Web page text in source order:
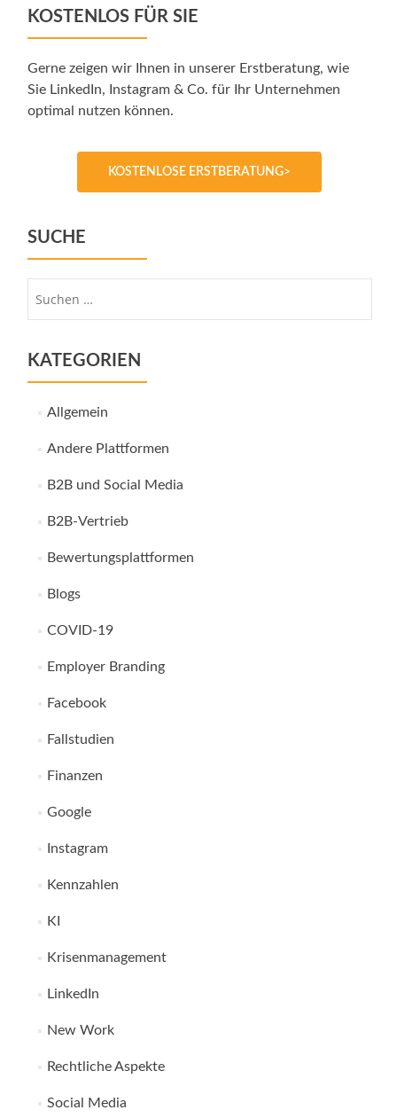
KOSTENLOS FÜR SIE
Gerne zeigen wir Ihnen in unserer Erstberatung, wie
Sie LinkedIn, Instagram & Co. für Ihr Unternehmen
optimal nutzen können.
KOSTENLOSE ERSTBERATUNG>
SUCHE
KATEGORIEN
Allgemein
Andere Plattformen
B2B und Social Media
B2B-Vertrieb
Bewertungsplattformen
Blogs
COVID-19
Employer Branding
Facebook
Fallstudien
Finanzen
Google
Instagram
Kennzahlen
KI
Krisenmanagement
LinkedIn
New Work
Rechtliche Aspekte
Social Media